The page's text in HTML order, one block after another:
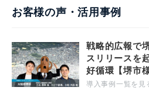
お客様の声・活用事例
戦略的広報で
スリリースを
好循環【堺市様
導入事例一覧を見